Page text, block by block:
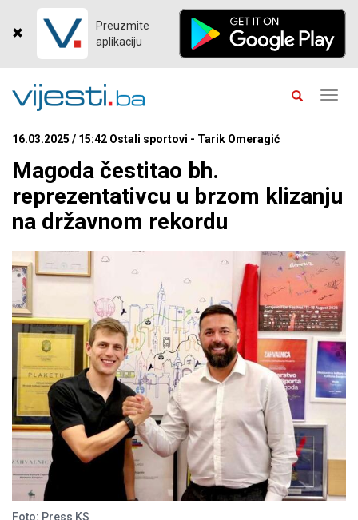
Preuzmite
aplikaciju
16.03.2025 / 15:42 Ostali sportovi - Tarik Omeragić
Magoda čestitao bh.
reprezentativcu u brzom klizanju
na državnom rekordu
Foto: Press KS